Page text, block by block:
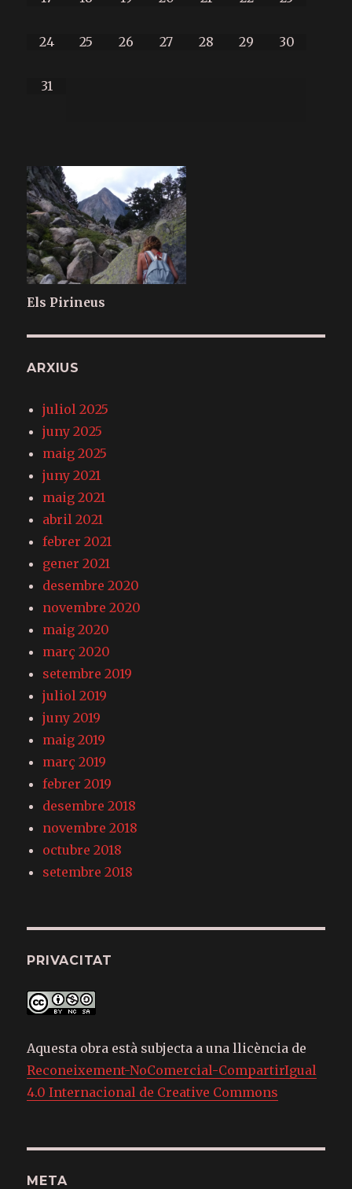
24 25 26 27 28 29 30
31
Els Pirineus
ARXIUS
juliol 2025
juny 2025
maig 2025
juny 2021
maig 2021
abril 2021
febrer 2021
gener 2021
desembre 2020
novembre 2020
maig 2020
març 2020
setembre 2019
juliol 2019
juny 2019
maig 2019
març 2019
febrer 2019
desembre 2018
novembre 2018
octubre 2018
setembre 2018
PRIVACITAT
Aquesta obra està subjecta a una llicència de
Reconeixement-NoComercial-CompartirIgual
4.0 Internacional de Creative Commons
META